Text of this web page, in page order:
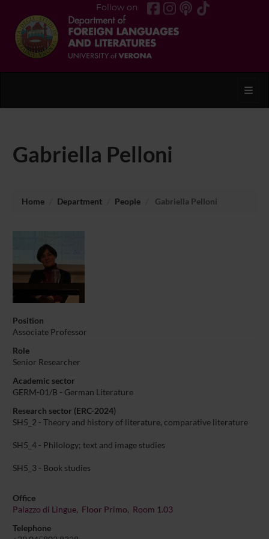
Follow on
Gabriella Pelloni
Home Department People Gabriella Pelloni
Position
Associate Professor
Role
Senior Researcher
Academic sector
GERM-01/B - German Literature
Research sector (ERC-2024)
SH5_2 - Theory and history of literature, comparative literature
SH5_4 - Philology; text and image studies
SH5_3 - Book studies
Office
Palazzo di Lingue, Floor Primo, Room 1.03
Telephone